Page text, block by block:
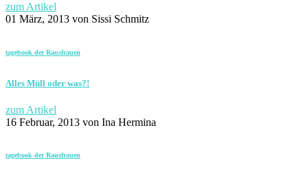
zum Artikel
01 März, 2013 von Sissi Schmitz
tagebook der Rausfrauen
Alles Müll oder was?!
zum Artikel
16 Februar, 2013 von Ina Hermina
tagebook der Rausfrauen